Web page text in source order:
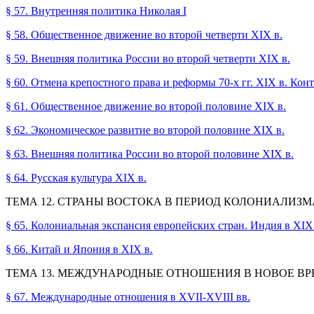
§ 57. Внутренняя политика Николая I
§ 58. Общественное движение во второй четверти XIX в.
§ 59. Внешняя политика России во второй четверти XIX в.
§ 60. Отмена крепостного права и реформы 70-х гг. XIX в.
§ 61. Общественное движение во второй половине XIX в.
§ 62. Экономическое развитие во второй половине XIX в.
§ 63. Внешняя политика России во второй половине XIX в.
§ 64. Русская культура XIX в.
ТЕМА 12. СТРАНЫ ВОСТОКА В ПЕРИОД
§ 65. Колониальная экспансия европейских стран. Индия в
§ 66. Китай и Япония в XIX в.
ТЕМА 13. МЕЖДУНАРОДНЫЕ ОТНОШЕНИЯ В НОВОЕ
§ 67. Международные отношения в XVII-XVIII вв.